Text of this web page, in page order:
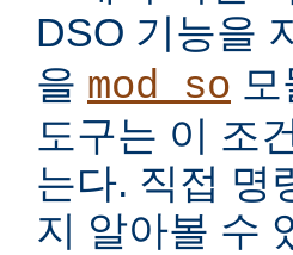
DSO 기능을
을 mod_so
도구는 이 조
는다. 직접 명
지 알아볼 수